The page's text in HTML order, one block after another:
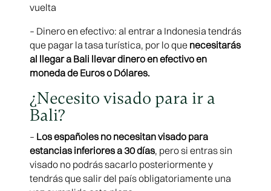
vuelta
– Dinero en efectivo: al entrar a Indonesia tendrás
que pagar la tasa turística, por lo que necesitarás
al llegar a Bali llevar dinero en efectivo en
moneda de Euros o Dólares.
¿Necesito visado para ir a
Bali?
– Los españoles no necesitan visado para
estancias inferiores a 30 días, pero si entras sin
visado no podrás sacarlo posteriormente y
tendrás que salir del país obligatoriamente una